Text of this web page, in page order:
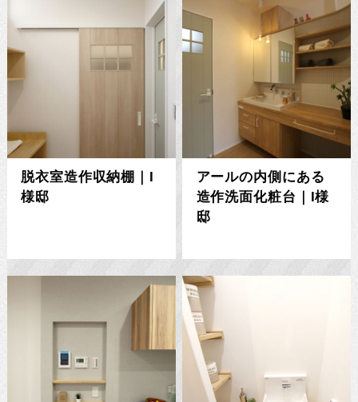
脱衣室造作収納棚｜I
様邸
アールの内側にある
造作洗面化粧台｜I様
邸